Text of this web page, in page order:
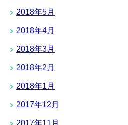
2018年5月
2018年4月
2018年3月
2018年2月
2018年1月
2017年12月
2017年11月